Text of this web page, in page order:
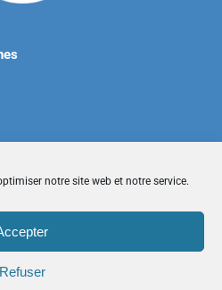
notre site web et notre service.
Refuser
légales|Contactez-nous